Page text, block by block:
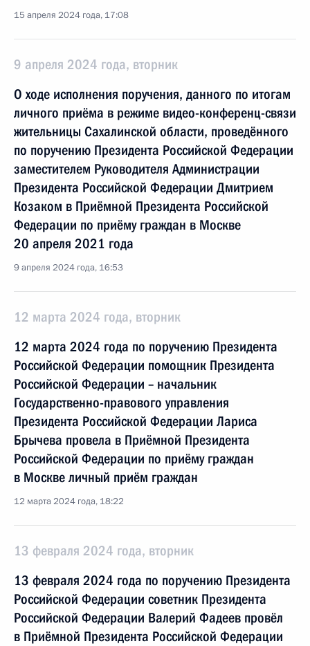
15 апреля 2024 года, 17:08
9 апреля 2024 года, вторник
О ходе исполнения поручения, данного по итогам
личного приёма в режиме видео-конференц-связи
жительницы Сахалинской области, проведённого
по поручению Президента Российской Федерации
заместителем Руководителя Администрации
Президента Российской Федерации Дмитрием
Козаком в Приёмной Президента Российской
Федерации по приёму граждан в Москве
20 апреля 2021 года
9 апреля 2024 года, 16:53
12 марта 2024 года, вторник
12 марта 2024 года по поручению Президента
Российской Федерации помощник Президента
Российской Федерации – начальник
Государственно-правового управления
Президента Российской Федерации Лариса
Брычева провела в Приёмной Президента
Российской Федерации по приёму граждан
в Москве личный приём граждан
12 марта 2024 года, 18:22
13 февраля 2024 года, вторник
13 февраля 2024 года по поручению Президента
Российской Федерации советник Президента
Российской Федерации Валерий Фадеев провёл
в Приёмной Президента Российской Федерации